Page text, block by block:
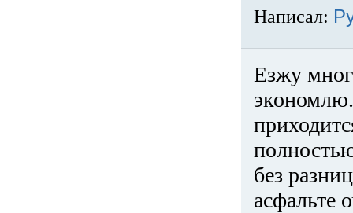
Написал:
Езжу
без
асфальте